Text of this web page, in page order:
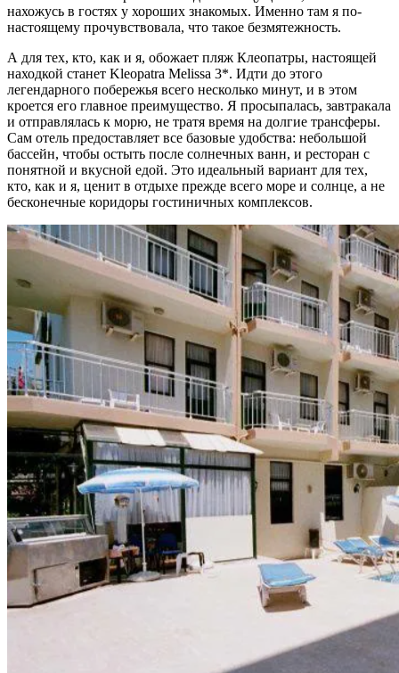
нахожусь в гостях у хороших знакомых. Именно там я по-
настоящему прочувствовала, что такое безмятежность.
А для тех, кто, как и я, обожает пляж Клеопатры, настоящей
находкой станет Kleopatra Melissa 3*. Идти до этого
легендарного побережья всего несколько минут, и в этом
кроется его главное преимущество. Я просыпалась, завтракала
и отправлялась к морю, не тратя время на долгие трансферы.
Сам отель предоставляет все базовые удобства: небольшой
бассейн, чтобы остыть после солнечных ванн, и ресторан с
понятной и вкусной едой. Это идеальный вариант для тех,
кто, как и я, ценит в отдыхе прежде всего море и солнце, а не
бесконечные коридоры гостиничных комплексов.